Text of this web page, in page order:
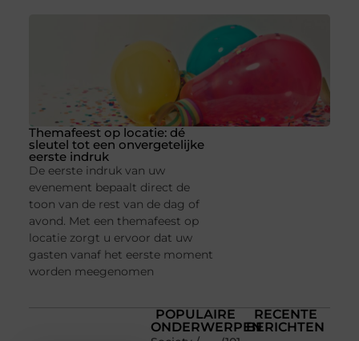
Themafeest op locatie: dé
sleutel tot een onvergetelijke
eerste indruk
De eerste indruk van uw
evenement bepaalt direct de
toon van de rest van de dag of
avond. Met een themafeest op
locatie zorgt u ervoor dat uw
gasten vanaf het eerste moment
worden meegenomen
POPULAIRE
ONDERWERPEN
RECENTE
BERICHTEN